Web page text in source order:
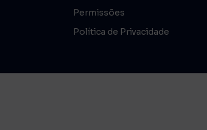
Permissões
Política de Privacidade